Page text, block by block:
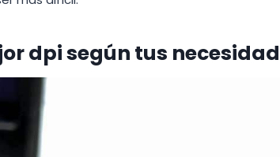
dpi según tus